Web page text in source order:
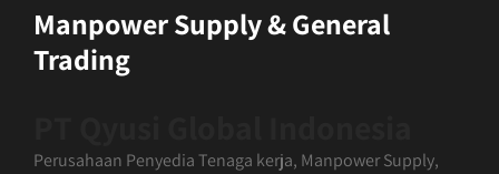
Manpower Supply & General
Trading
Perusahaan Penyedia Tenaga kerja, Manpower Supply,